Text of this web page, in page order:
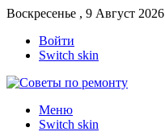
Воскресенье , 9 Август 2026
Войти
Switch skin
Меню
Switch skin